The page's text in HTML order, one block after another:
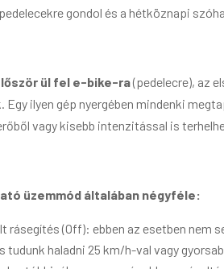
gondol és a hétköznapi
ül fel e-bike-ra(pedelecre), az
Egy ilyen gép nyergében mindenki
vagy kisebb intenzitással is
üzemmód általában négyféle:
rásegítés (Off): ebben az esetben nem
tudunk haladni 25 km/h-val vagy